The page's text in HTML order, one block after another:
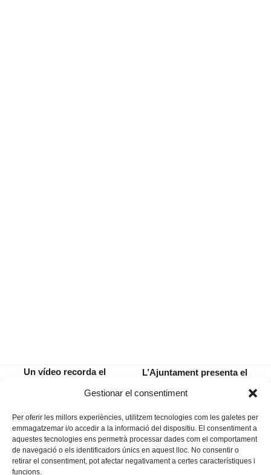
Gestionar el consentiment
Per oferir les millors experiències, utilitzem tecnologies com les galetes per
emmagatzemar i/o accedir a la informació del dispositiu. El consentiment a
aquestes tecnologies ens permetrà processar dades com el comportament
de navegació o els identificadors únics en aquest lloc. No consentir o
retirar el consentiment, pot afectar negativament a certes característiques i
funcions.
Un vídeo recorda el
next
L’Ajuntament presenta el
i Transparència